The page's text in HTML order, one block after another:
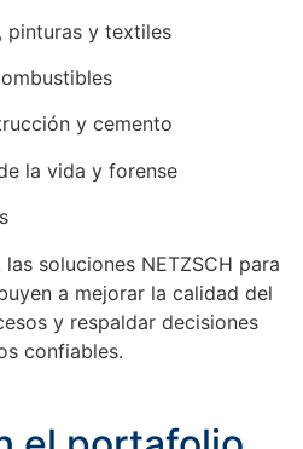
pinturas y textiles
y cemento
la vida y forense
soluciones NETZSCH para
a mejorar la calidad del
y respaldar decisiones
confiables.